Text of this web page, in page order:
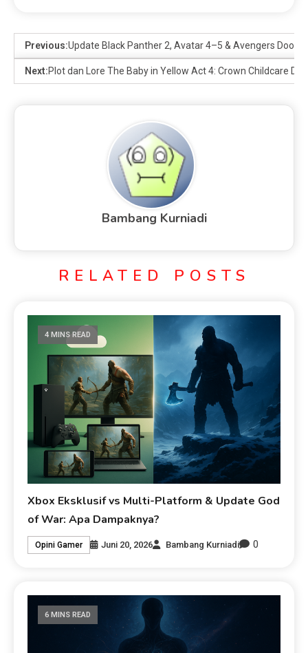
Previous:Update Black Panther 2, Avatar 4–5 & Avengers
Next:Plot dan Lore The Baby in Yellow Act 4: Crown Childcare
Bambang Kurniadi
RELATED POSTS
4 MINS READ
Xbox Eksklusif vs Multi-Platform & Update God
of War: Apa Dampaknya?
Opini Gamer Juni 20, 2026 Bambang Kurniadi 0
6 MINS READ